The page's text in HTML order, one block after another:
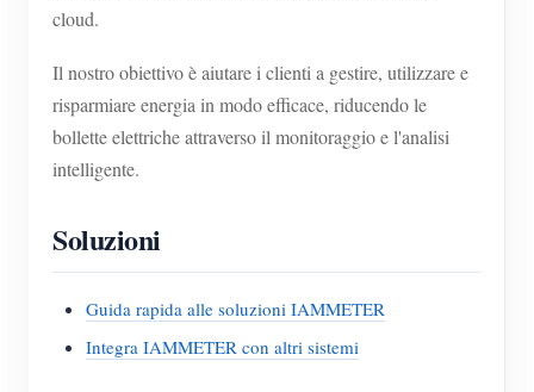
cloud.
Il nostro obiettivo è aiutare i clienti a gestire, utilizzare e
risparmiare energia in modo efficace, riducendo le
bollette elettriche attraverso il monitoraggio e l'analisi
intelligente.
Soluzioni
Guida rapida alle soluzioni IAMMETER
Integra IAMMETER con altri sistemi